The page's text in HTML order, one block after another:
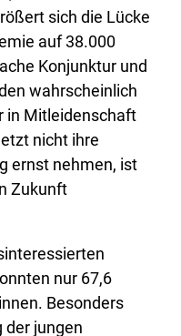
sich die Lücke
auf 38.000
Konjunktur und
wahrscheinlich
in Mitleidenschaft
nicht ihre
ernst nehmen, ist
Zukunft
nur 67,6
Besonders
der jungen